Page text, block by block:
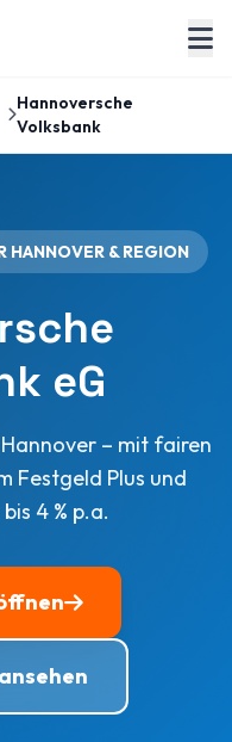
Hannoversche
Volksbank
HANNOVER & REGION
eG
– mit fairen
Festgeld Plus und
4 % p.a.